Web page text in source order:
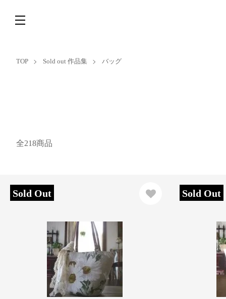
TOP Sold out 作品集 バッグ
全218商品
Sold Out Sold Out